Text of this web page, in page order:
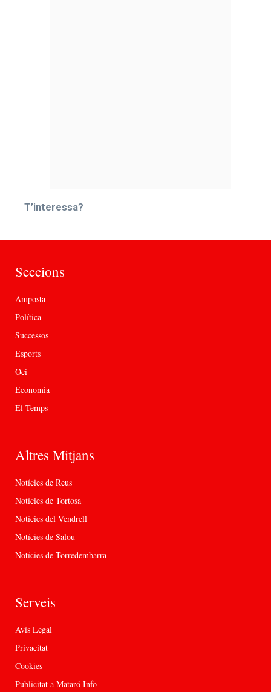
T’interessa?
Seccions
Amposta
Política
Successos
Esports
Oci
Economia
El Temps
Altres Mitjans
Notícies de Reus
Notícies de Tortosa
Notícies del Vendrell
Notícies de Salou
Notícies de Torredembarra
Serveis
Avís Legal
Privacitat
Cookies
Publicitat a Mataró Info